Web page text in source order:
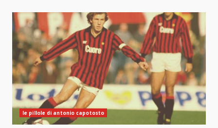
le pillole di antonio capotosto